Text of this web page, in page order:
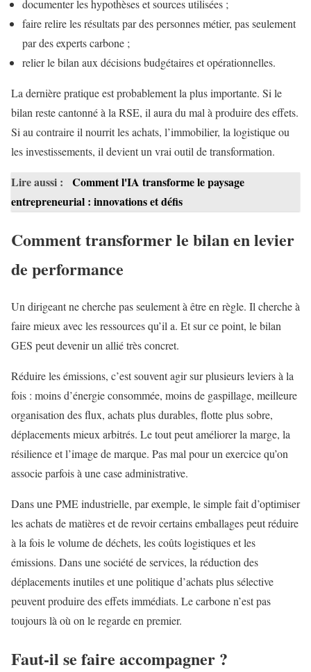
documenter les hypothèses et sources utilisées ;
faire relire les résultats par des personnes métier, pas seulement
par des experts carbone ;
relier le bilan aux décisions budgétaires et opérationnelles.
La dernière pratique est probablement la plus importante. Si le
bilan reste cantonné à la RSE, il aura du mal à produire des effets.
Si au contraire il nourrit les achats, l’immobilier, la logistique ou
les investissements, il devient un vrai outil de transformation.
Lire aussi :
Comment l'IA transforme le paysage
entrepreneurial : innovations et défis
Comment transformer le bilan en levier
de performance
Un dirigeant ne cherche pas seulement à être en règle. Il cherche à
faire mieux avec les ressources qu’il a. Et sur ce point, le bilan
GES peut devenir un allié très concret.
Réduire les émissions, c’est souvent agir sur plusieurs leviers à la
fois : moins d’énergie consommée, moins de gaspillage, meilleure
organisation des flux, achats plus durables, flotte plus sobre,
déplacements mieux arbitrés. Le tout peut améliorer la marge, la
résilience et l’image de marque. Pas mal pour un exercice qu’on
associe parfois à une case administrative.
Dans une PME industrielle, par exemple, le simple fait d’optimiser
les achats de matières et de revoir certains emballages peut réduire
à la fois le volume de déchets, les coûts logistiques et les
émissions. Dans une société de services, la réduction des
déplacements inutiles et une politique d’achats plus sélective
peuvent produire des effets immédiats. Le carbone n’est pas
toujours là où on le regarde en premier.
Faut-il se faire accompagner ?